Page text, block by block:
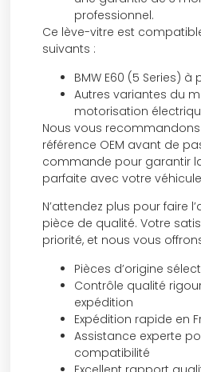
professionnel.
Ce lève-vitre est
suivants :
BMW E60 (5 Series) à
Autres variantes du
motorisation
Nous vous
référence OEM avant de
commande pour garantir
parfaite avec votre
N’attendez plus pour faire
pièce de qualité. Votre
priorité, et nous vous
Pièces d’origine
Contrôle qualité
expédition
Expédition rapide en
Assistance experte
compatibilité